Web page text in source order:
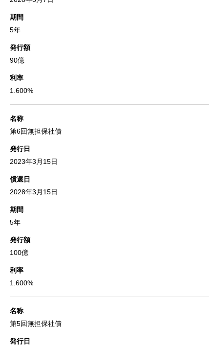
期間
5年
発行額
90億
利率
1.600%
名称
第6回無担保社債
発行日
2023年3月15日
償還日
2028年3月15日
期間
5年
発行額
100億
利率
1.600%
名称
第5回無担保社債
発行日